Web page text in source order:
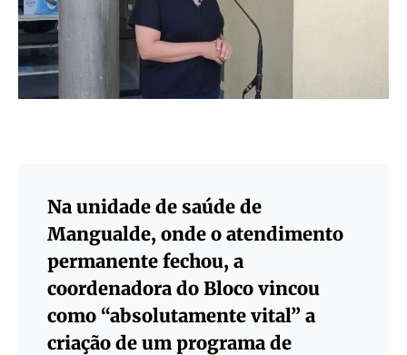
Na unidade de saúde de
Mangualde, onde o atendimento
permanente fechou, a
coordenadora do Bloco vincou
como “absolutamente vital” a
criação de um programa de